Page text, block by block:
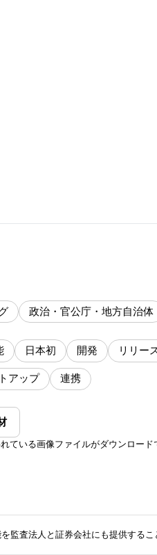
政治・官公庁・地方自治体
日本初 開発 リリー
アップ 連携
ている画像ファイルがダウンロード
監査法人と証券会社にも提供する